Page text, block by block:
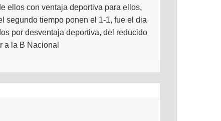
ellos con ventaja deportiva para ellos,
segundo tiempo ponen el 1-1, fue el dia
por desventaja deportiva, del reducido
a la B Nacional